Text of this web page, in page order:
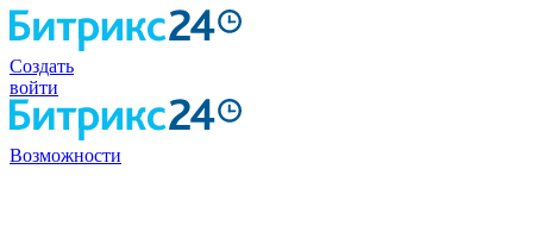
Создать
войти
Возможности